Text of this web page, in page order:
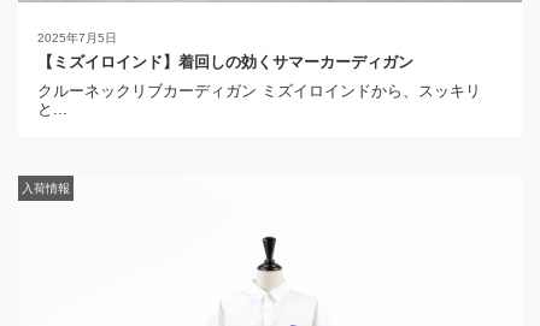
2025年7月5日
【ミズイロインド】着回しの効くサマーカーディガン
クルーネックリブカーディガン ミズイロインドから、スッキリ
と...
入荷情報